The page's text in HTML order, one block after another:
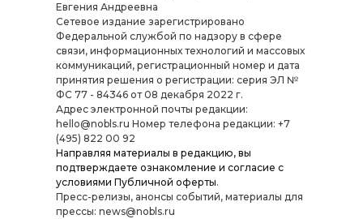
Евгения Андреевна
Cетевое издание зарегистрировано
Федеральной службой по надзору в сфере
связи, информационных технологий и массовых
коммуникаций, регистрационный номер и дата
принятия решения о регистрации: серия ЭЛ №
ФС 77 - 84346 от 08 декабря 2022 г.
Адрес электронной почты редакции:
hello@nobls.ru Номер телефона редакции: +7
(495) 822 00 92
Направляя материалы в редакцию, вы
подтверждаете ознакомление и согласие с
условиями Публичной оферты.
Пресс-релизы, анонсы событий, материалы для
прессы: news@nobls.ru